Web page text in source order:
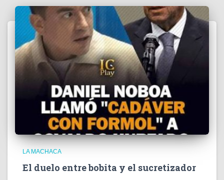
LA MACHACA
El duelo entre bobita y el sucretizador